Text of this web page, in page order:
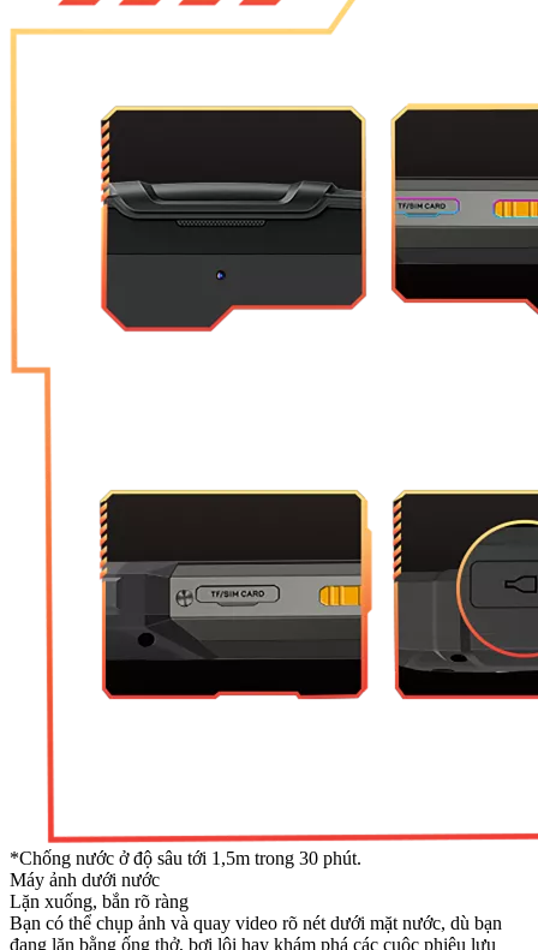
*Chống nước ở độ sâu tới 1,5m trong 30 phút.
Máy ảnh dưới nước
Lặn xuống, bắn rõ ràng
Bạn có thể chụp ảnh và quay video rõ nét dưới mặt nước, dù bạn
đang lặn bằng ống thở, bơi lội hay khám phá các cuộc phiêu lưu